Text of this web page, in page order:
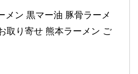
メン 黒マー油 豚骨ラーメ
取り寄せ 熊本ラーメン ご